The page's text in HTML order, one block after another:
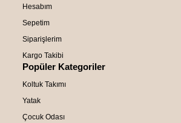
Hesabım
Sepetim
Siparişlerim
Kargo Takibi
Popüler Kategoriler
Koltuk Takımı
Yatak
Çocuk Odası